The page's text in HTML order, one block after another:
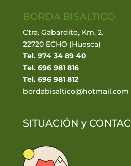
BORDA BISALTICO
Ctra. Gabardito, Km. 2.
22720 ECHO (Huesca)
Tel. 974 34 89 40
Tel. 696 981 816
Tel. 696 981 812
bordabisaltico@hotmail.com
SITUACIÓN y